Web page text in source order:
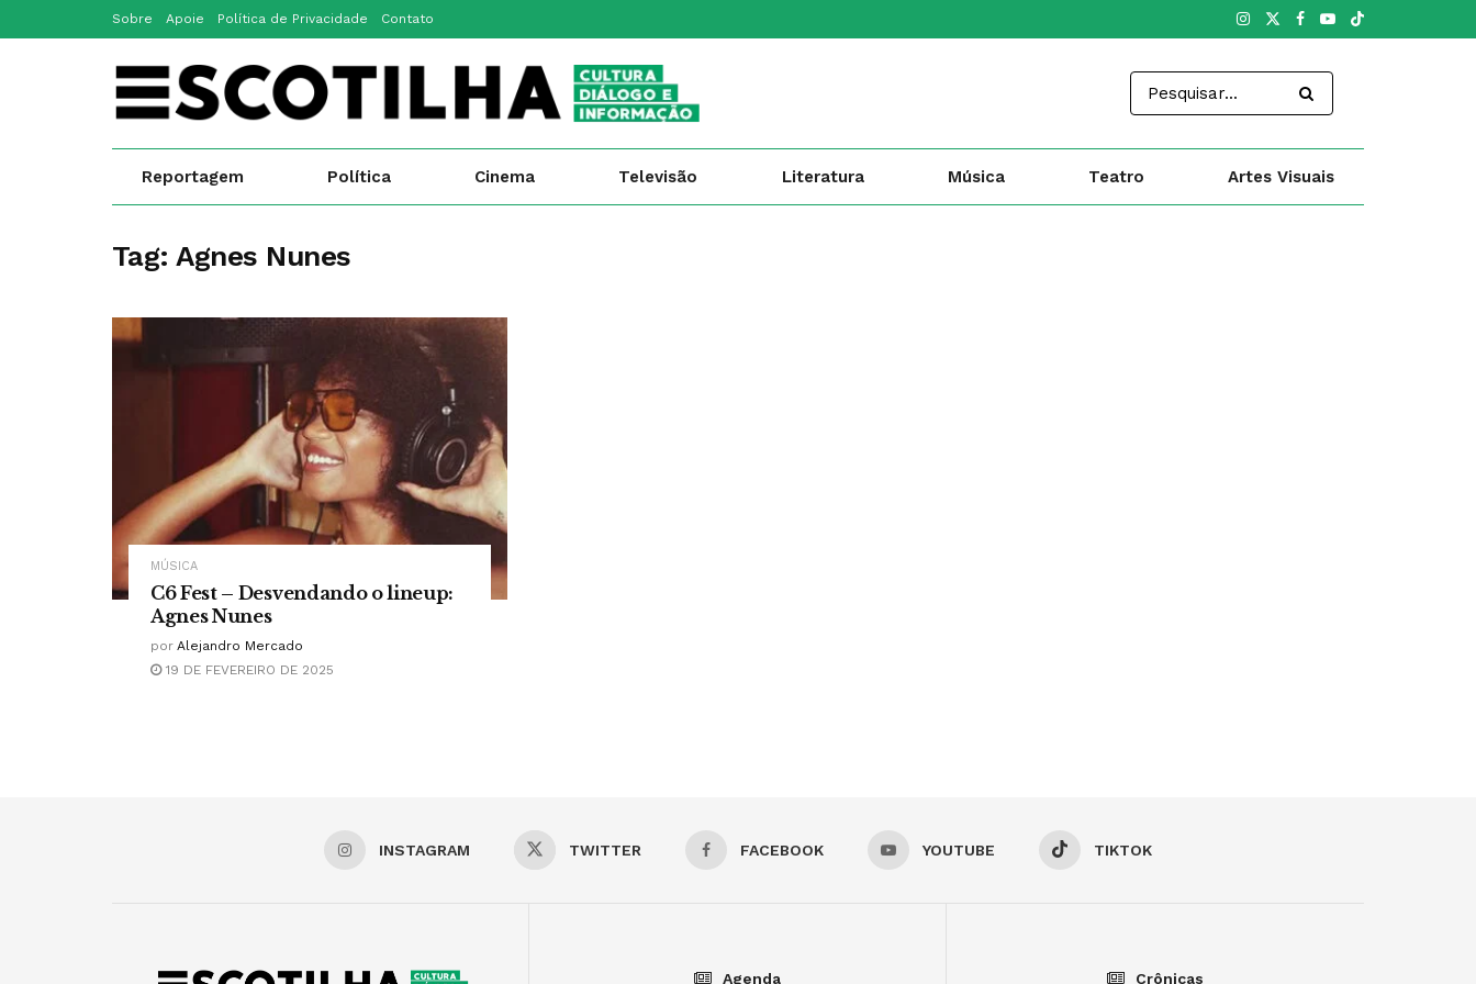
Sobre Apoie Política de Privacidade Contato
Reportagem Política Cinema Televisão Literatura Música Teatro Artes Visuais
Tag:Agnes Nunes
MÚSICA
C6 Fest – Desvendando o lineup:
Agnes Nunes
por Alejandro Mercado
19 DE FEVEREIRO DE 2025
INSTAGRAM TWITTER FACEBOOK YOUTUBE TIKTOK
Agenda Crônicas